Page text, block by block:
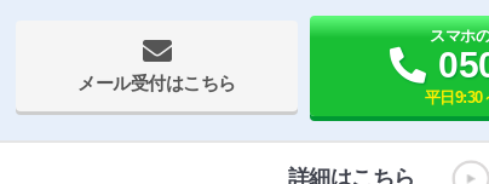
メール受付はこちら
スマホ
平日9:30
詳細はこちら